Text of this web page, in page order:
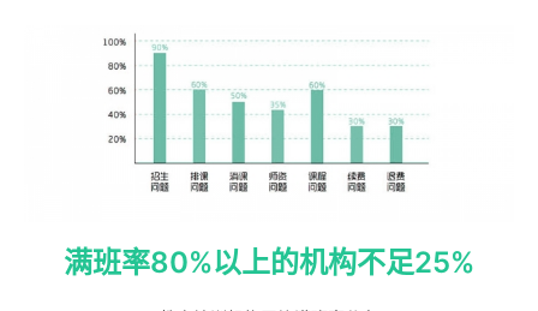
满班率80%以上的机构不足25%